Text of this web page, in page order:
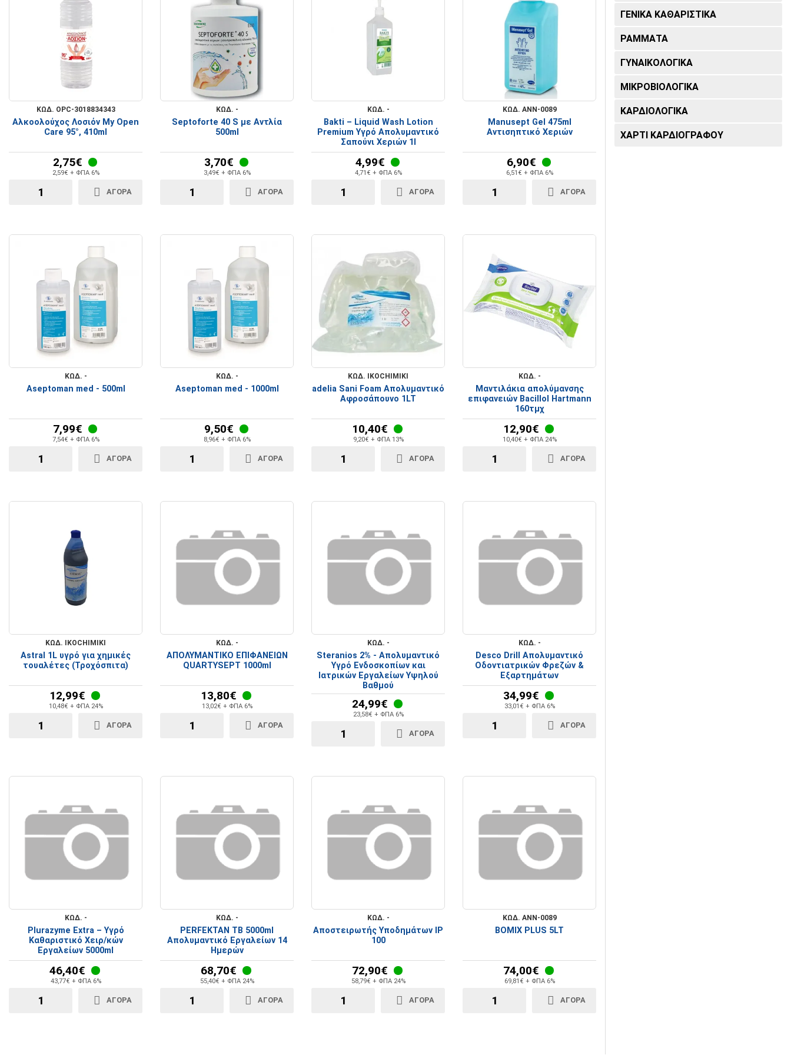
Rollators - Περιπατητήρες
Βακτηρίες Πατερίτσες
Ανταλλακτικά Βαδιστικών
ΚΩΔ. OPC-3018834343
Αλκοολούχος Λοσιόν My Open
Care 95°, 410ml
2,75€
2,59€ + ΦΠΑ 6%
ΑΓΟΡΑ
ΚΩΔ. -
Septoforte 40 S με Αντλία
500ml
3,70€
3,49€ + ΦΠΑ 6%
ΑΓΟΡΑ
ΚΩΔ. -
Bakti – Liquid Wash Lotion
Premium Υγρό Απολυμαντικό
Σαπούνι Χεριών 1l
4,99€
4,71€ + ΦΠΑ 6%
ΑΓΟΡΑ
ΚΩΔ. ΑΝΝ-0089
Manusept Gel 475ml
Αντισηπτικό Χεριών
6,90€
6,51€ + ΦΠΑ 6%
ΑΓΟΡΑ
ΚΩΔ. -
Aseptoman med - 500ml
7,99€
7,54€ + ΦΠΑ 6%
ΑΓΟΡΑ
ΚΩΔ. -
Aseptoman med - 1000ml
9,50€
8,96€ + ΦΠΑ 6%
ΑΓΟΡΑ
ΚΩΔ. IKOCHIMIKI
adelia Sani Foam Απολυμαντικό
Αφροσάπουνο 1LT
10,40€
9,20€ + ΦΠΑ 13%
ΑΓΟΡΑ
ΚΩΔ. -
Μαντιλάκια απολύμανσης
επιφανειών Bacillol Hartmann
160τμχ
12,90€
10,40€ + ΦΠΑ 24%
ΑΓΟΡΑ
ΚΩΔ. IKOCHIMIKI
Astral 1L υγρό για χημικές
τουαλέτες (Τροχόσπιτα)
12,99€
10,48€ + ΦΠΑ 24%
ΑΓΟΡΑ
ΚΩΔ. -
ΑΠΟΛΥΜΑΝΤΙΚΟ ΕΠΙΦΑΝΕΙΩΝ
QUARTYSEPT 1000ml
13,80€
13,02€ + ΦΠΑ 6%
ΑΓΟΡΑ
ΚΩΔ. -
Steranios 2% - Απολυμαντικό
Υγρό Ενδοσκοπίων και
Ιατρικών Εργαλείων Υψηλού
Βαθμού
24,99€
23,58€ + ΦΠΑ 6%
ΑΓΟΡΑ
ΚΩΔ. -
Desco Drill Απολυμαντικό
Οδοντιατρικών Φρεζών &
Εξαρτημάτων
34,99€
33,01€ + ΦΠΑ 6%
ΑΓΟΡΑ
ΚΩΔ. -
Plurazyme Extra – Υγρό
Kαθαριστικό Xειρ/κών
Eργαλείων 5000ml
46,40€
43,77€ + ΦΠΑ 6%
ΑΓΟΡΑ
ΚΩΔ. -
PERFEKTAN TB 5000ml
Απολυμαντικό Εργαλείων 14
Ημερών
68,70€
55,40€ + ΦΠΑ 24%
ΑΓΟΡΑ
ΚΩΔ. -
Αποστειρωτής Υποδημάτων IP
100
72,90€
58,79€ + ΦΠΑ 24%
ΑΓΟΡΑ
ΚΩΔ. ΑΝΝ-0089
BOMIX PLUS 5LT
74,00€
69,81€ + ΦΠΑ 6%
ΑΓΟΡΑ
ΓΕΝΙΚΑ ΚΑΘΑΡΙΣΤΙΚΑ
ΡΑΜΜΑΤΑ
ΓΥΝΑΙΚΟΛΟΓΙΚΑ
ΜΙΚΡΟΒΙΟΛΟΓΙΚΑ
ΚΑΡΔΙΟΛΟΓΙΚΑ
ΧΑΡΤΙ ΚΑΡΔΙΟΓΡΑΦΟΥ